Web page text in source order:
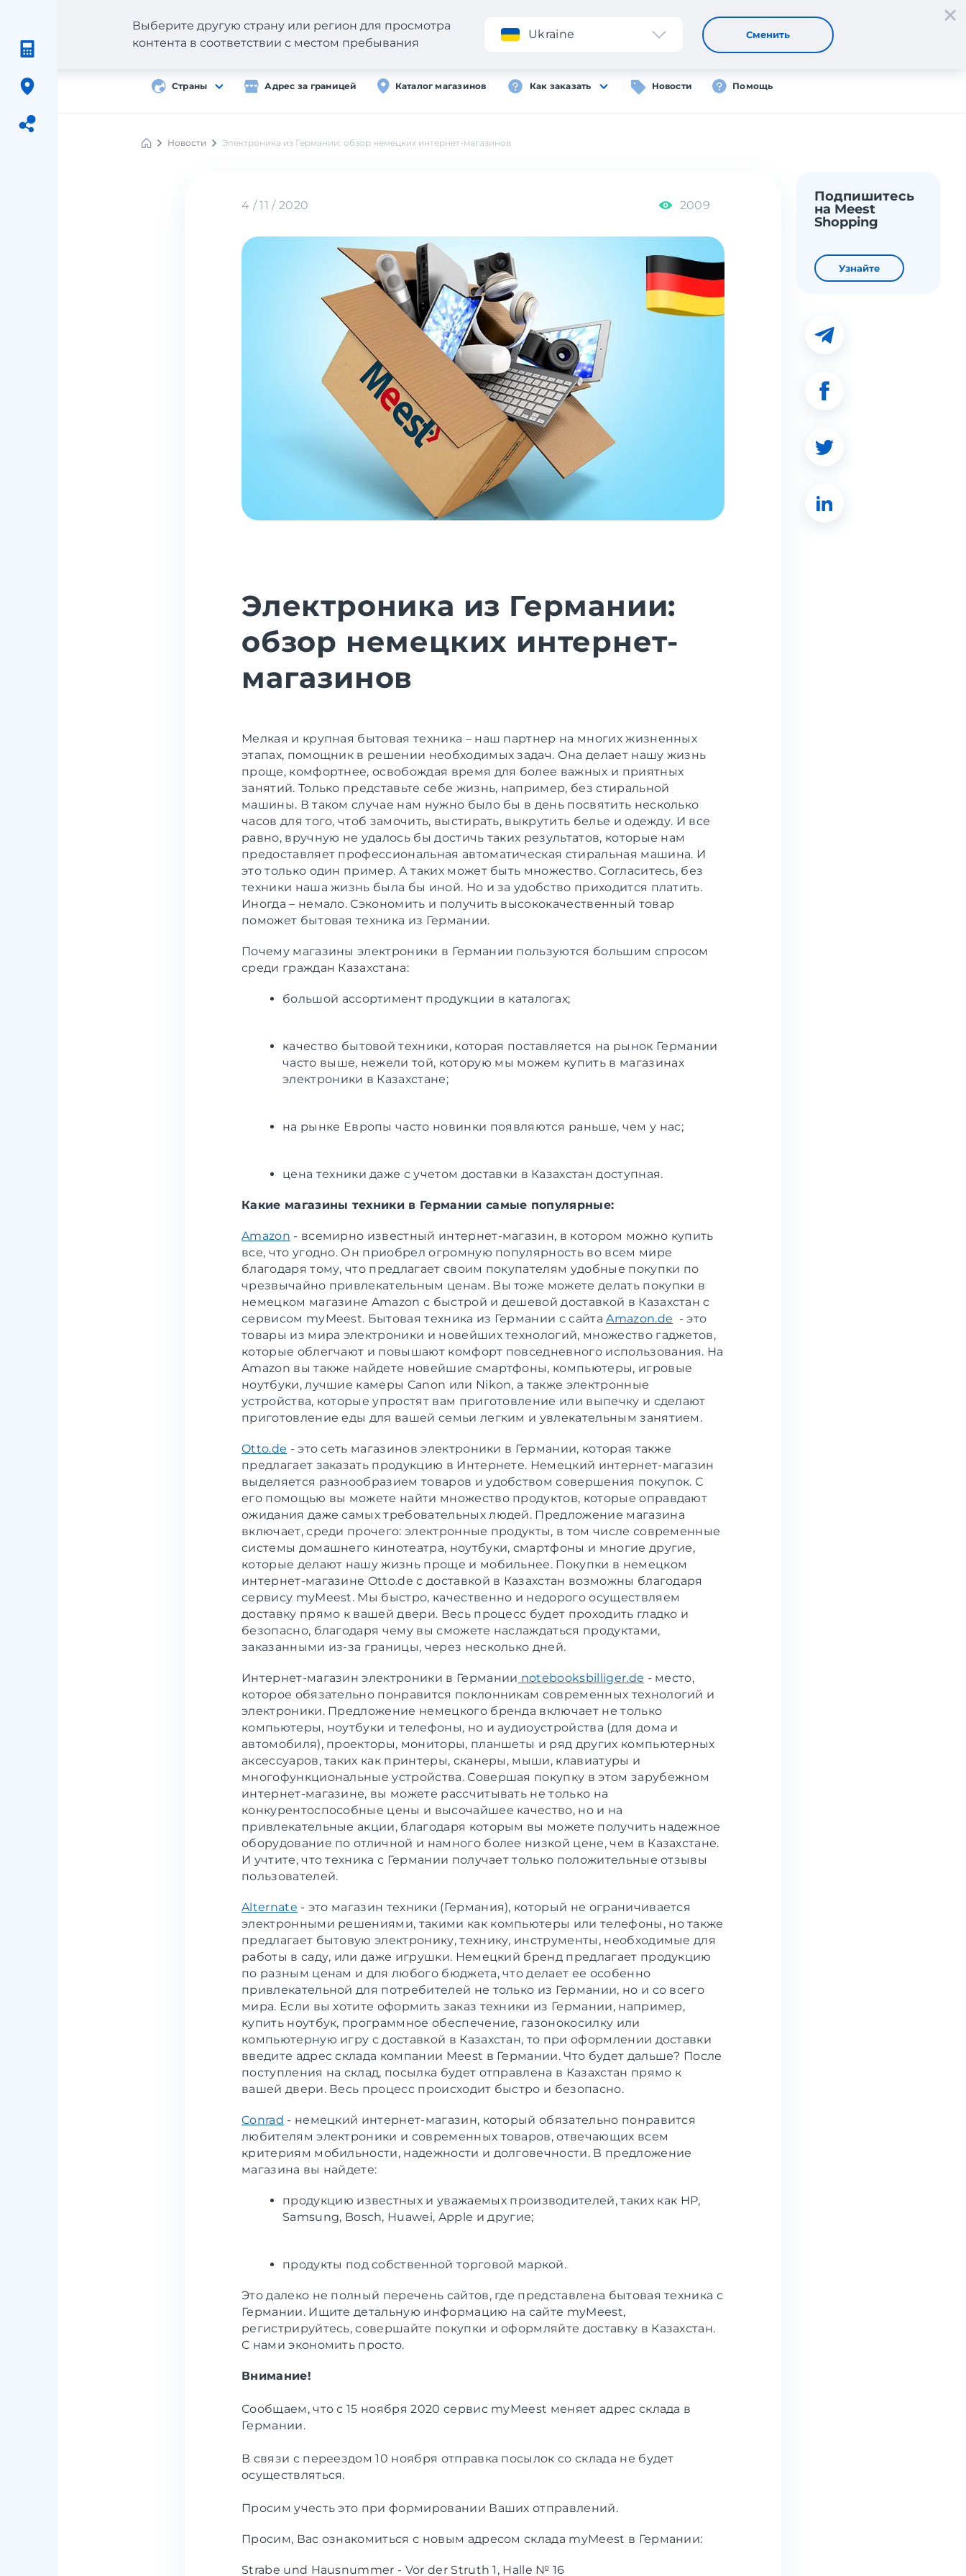
Регистрация
Страны Адрес за границей Каталог магазинов Как заказать Новости Помощь
Выберите другую страну или регион для просмотра
контента в соответствии с местом пребывания
Ukraine Сменить
Meest
Новости Электроника из Германии: обзор немецких интернет-магазинов
4 / 11 / 2020 2009
Подпишитесь
на Meest
Shopping
Узнайте
Электроника из Германии:
обзор немецких интернет-
магазинов
Мелкая и крупная бытовая техника – наш партнер на многих жизненных
этапах, помощник в решении необходимых задач. Она делает нашу жизнь
проще, комфортнее, освобождая время для более важных и приятных
занятий. Только представьте себе жизнь, например, без стиральной
машины. В таком случае нам нужно было бы в день посвятить несколько
часов для того, чтоб замочить, выстирать, выкрутить белье и одежду. И все
равно, вручную не удалось бы достичь таких результатов, которые нам
предоставляет профессиональная автоматическая стиральная машина. И
это только один пример. А таких может быть множество. Согласитесь, без
техники наша жизнь была бы иной. Но и за удобство приходится платить.
Иногда – немало. Сэкономить и получить высококачественный товар
поможет бытовая техника из Германии.
Почему магазины электроники в Германии пользуются большим спросом
среди граждан Казахстана:
большой ассортимент продукции в каталогах;
качество бытовой техники, которая поставляется на рынок Германии
часто выше, нежели той, которую мы можем купить в магазинах
электроники в Казахстане;
на рынке Европы часто новинки появляются раньше, чем у нас;
цена техники даже с учетом доставки в Казахстан доступная.
Какие магазины техники в Германии самые популярные:
Amazon - всемирно известный интернет-магазин, в котором можно купить
все, что угодно. Он приобрел огромную популярность во всем мире
благодаря тому, что предлагает своим покупателям удобные покупки по
чрезвычайно привлекательным ценам. Вы тоже можете делать покупки в
немецком магазине Amazon с быстрой и дешевой доставкой в Казахстан с
сервисом myMeest. Бытовая техника из Германии с сайта Amazon.de - это
товары из мира электроники и новейших технологий, множество гаджетов,
которые облегчают и повышают комфорт повседневного использования. На
Amazon вы также найдете новейшие смартфоны, компьютеры, игровые
ноутбуки, лучшие камеры Canon или Nikon, а также электронные
устройства, которые упростят вам приготовление или выпечку и сделают
приготовление еды для вашей семьи легким и увлекательным занятием.
Otto.de - это сеть магазинов электроники в Германии, которая также
предлагает заказать продукцию в Интернете. Немецкий интернет-магазин
выделяется разнообразием товаров и удобством совершения покупок. С
его помощью вы можете найти множество продуктов, которые оправдают
ожидания даже самых требовательных людей. Предложение магазина
включает, среди прочего: электронные продукты, в том числе современные
системы домашнего кинотеатра, ноутбуки, смартфоны и многие другие,
которые делают нашу жизнь проще и мобильнее. Покупки в немецком
интернет-магазине Otto.de с доставкой в Казахстан возможны благодаря
сервису myMeest. Мы быстро, качественно и недорого осуществляем
доставку прямо к вашей двери. Весь процесс будет проходить гладко и
безопасно, благодаря чему вы сможете наслаждаться продуктами,
заказанными из-за границы, через несколько дней.
Интернет-магазин электроники в Германии notebooksbilliger.de - место,
которое обязательно понравится поклонникам современных технологий и
электроники. Предложение немецкого бренда включает не только
компьютеры, ноутбуки и телефоны, но и аудиоустройства (для дома и
автомобиля), проекторы, мониторы, планшеты и ряд других компьютерных
аксессуаров, таких как принтеры, сканеры, мыши, клавиатуры и
многофункциональные устройства. Совершая покупку в этом зарубежном
интернет-магазине, вы можете рассчитывать не только на
конкурентоспособные цены и высочайшее качество, но и на
привлекательные акции, благодаря которым вы можете получить надежное
оборудование по отличной и намного более низкой цене, чем в Казахстане.
И учтите, чтотехника с Германии получает только положительные отзывы
пользователей.
Alternate - это магазин техники (Германия), который не ограничивается
электронными решениями, такими как компьютеры или телефоны, но также
предлагает бытовую электронику, технику, инструменты, необходимые для
работы в саду, или даже игрушки. Немецкий бренд предлагает продукцию
по разным ценам и для любого бюджета, что делает ее особенно
привлекательной для потребителей не только из Германии, но и со всего
мира. Если вы хотите оформить заказ техники из Германии, например,
купить ноутбук, программное обеспечение, газонокосилку или
компьютерную игру с доставкой в Казахстан, то при оформлении доставки
введите адрес склада компании Meest в Германии. Что будет дальше? После
поступления на склад, посылка будет отправлена в Казахстан прямо к
вашей двери. Весь процесс происходит быстро и безопасно.
Conrad - немецкий интернет-магазин, который обязательно понравится
любителям электроники и современных товаров, отвечающих всем
критериям мобильности, надежности и долговечности. В предложение
магазина вы найдете:
продукцию известных и уважаемых производителей, таких как HP,
Samsung, Bosch, Huawei, Apple и другие;
продукты под собственной торговой маркой.
Это далеко не полный перечень сайтов, где представлена бытовая техника с
Германии. Ищите детальную информацию на сайте myMeest,
регистрируйтесь, совершайте покупки и оформляйте доставку в Казахстан.
С нами экономить просто.
Внимание!
Сообщаем, что с 15 ноября 2020 сервис myMeest меняет адрес склада в
Германии.
В связи с переездом 10 ноября отправка посылок со склада не будет
осуществляться.
Просим учесть это при формировании Ваших отправлений.
Просим, Вас ознакомиться с новым адресом склада myMeest в Германии:
Strabe und Hausnummer - Vor der Struth 1, Halle № 16